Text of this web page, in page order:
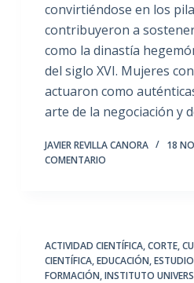
convirtiéndose en los
contribuyeron a
como la dinastía
del siglo XVI. Mujeres
actuaron como
arte de la negociación y
JAVIER REVILLA CANORA 18
COMENTARIO
ACTIVIDAD CIENTÍFICA,CORTE,
CIENTÍFICA,EDUCACIÓN,
FORMACIÓN,INSTITUTO